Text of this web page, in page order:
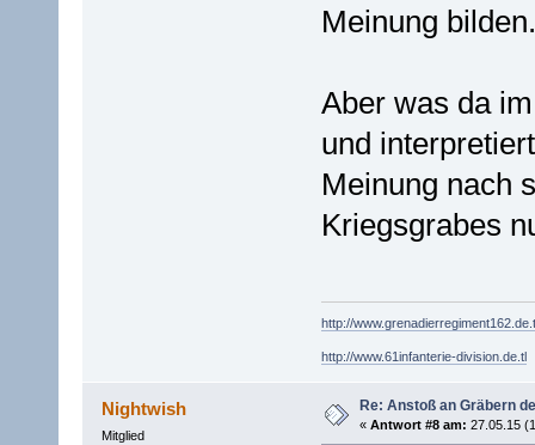
Meinung bilden.
Aber was da
und
Meinung nach
Kriegsgrabes
http://
http://www.61infanterie-division.de.tl
Nightwish
Mitglied
Re: Anstoß an Gräbern
« Antwort #8 am: 27.05.15